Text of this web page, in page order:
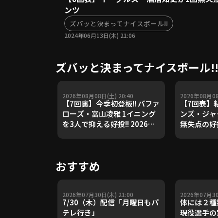
ンツ
ズバッと決まってナイスボール!!
2024年06月13日(木) 21:06
ズバッと決まってナイスボール
2026年08月08日(土) 20:40
【7回裏】今季初登板!! バファ
ローズ・富山凌雅 1イニング
を3人で抑える好投!! 2026年8
2026年08月
【7回表
ンズ・ジ
無失点の
おすすめ
2026年07月30日(木) 21:00
7/30（木）配信「月曜日もパ
テレ行き」
2026年07月
体には２
現役選手